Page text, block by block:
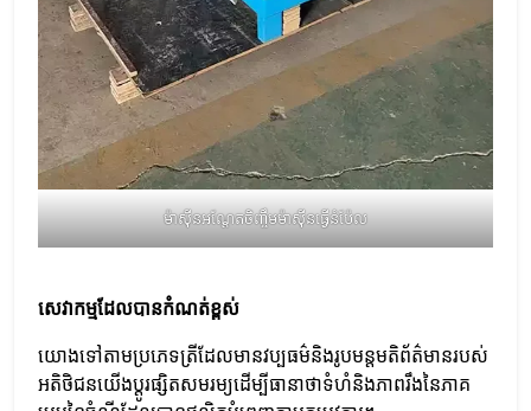
ម៉ាស៊ីនអណ្តែតចិញ្ចឹមម៉ាស៊ីនធ្វើនំប៉ែល
សេវាកម្មដែលបានកំណត់ខ្ពស់
យោងទៅតាមប្រភេទត្រីដែលមានវប្បធម៌និងរូបមន្តមតិព័ត៌មានរបស់
អតិថិជនយើងប្តូរផ្សិតសមរម្យដើម្បីធានាថាទំហំនិងភាពរឹងនៃភាគ